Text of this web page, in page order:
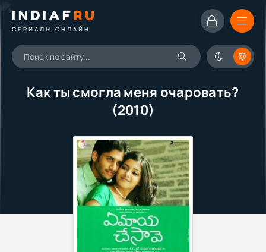
INDIAFRU
СЕРИАЛЫ ОНЛАЙН
Как ты смогла меня очаровать?
(2010)